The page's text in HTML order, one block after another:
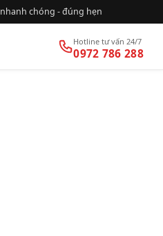
chóng - đúng hẹn
Hotline tư vấn 24/7
0972 786 288